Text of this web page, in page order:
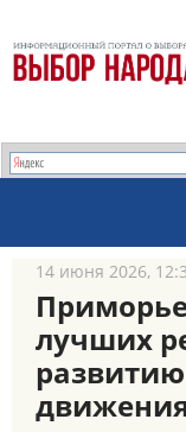
14 июня 2026,
лучших